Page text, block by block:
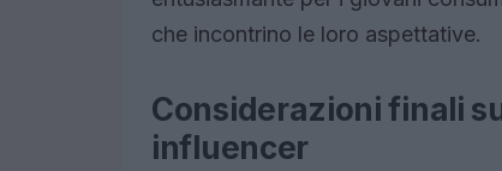
che incontrino le loro aspettative.
Considerazioni finali
influencer